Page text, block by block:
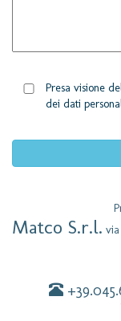
Presa visione
dei dati
Matco S.r.l.